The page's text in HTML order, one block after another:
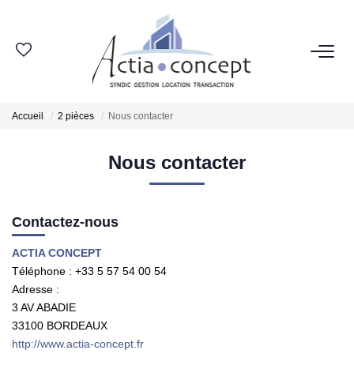
Nos Agences
Nous Rejoindre
ESPACE CLIENT
Accueil 2 pièces Nous contacter
Nous contacter
Contactez-nous
ACTIA CONCEPT
Téléphone : +33 5 57 54 00 54
Adresse :
3 AV ABADIE
33100 BORDEAUX
http://www.actia-concept.fr